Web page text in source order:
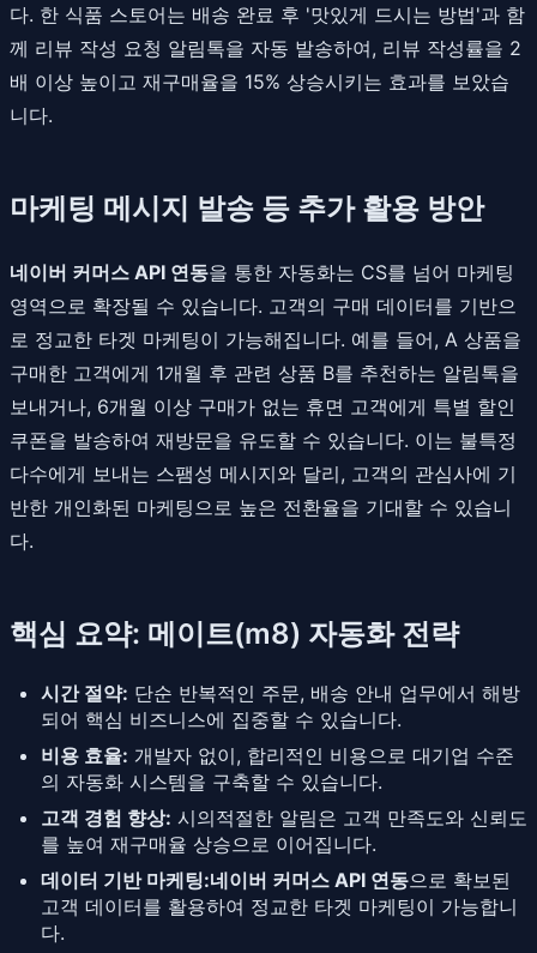
다. 한 식품 스토어는 배송 완료 후 '맛있게 드시는 방법'과 함
께 리뷰 작성 요청 알림톡을 자동 발송하여, 리뷰 작성률을 2
배 이상 높이고 재구매율을 15% 상승시키는 효과를 보았습
니다.
마케팅 메시지 발송 등 추가 활용 방안
네이버 커머스 API 연동을 통한 자동화는 CS를 넘어 마케팅
영역으로 확장될 수 있습니다. 고객의 구매 데이터를 기반으
로 정교한 타겟 마케팅이 가능해집니다. 예를 들어, A 상품을
구매한 고객에게 1개월 후 관련 상품 B를 추천하는 알림톡을
보내거나, 6개월 이상 구매가 없는 휴면 고객에게 특별 할인
쿠폰을 발송하여 재방문을 유도할 수 있습니다. 이는 불특정
다수에게 보내는 스팸성 메시지와 달리, 고객의 관심사에 기
반한 개인화된 마케팅으로 높은 전환율을 기대할 수 있습니
다.
핵심 요약: 메이트(m8) 자동화 전략
시간 절약: 단순 반복적인 주문, 배송 안내 업무에서 해방
되어 핵심 비즈니스에 집중할 수 있습니다.
비용 효율: 개발자 없이, 합리적인 비용으로 대기업 수준
의 자동화 시스템을 구축할 수 있습니다.
고객 경험 향상: 시의적절한 알림은 고객 만족도와 신뢰도
를 높여 재구매율 상승으로 이어집니다.
데이터 기반 마케팅:네이버 커머스 API 연동으로 확보된
고객 데이터를 활용하여 정교한 타겟 마케팅이 가능합니
다.